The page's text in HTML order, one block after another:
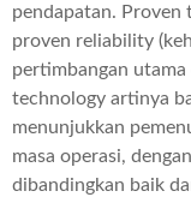
pendapatan. Proven
proven reliability
pertimbangan
technology artinya
menunjukkan
masa operasi,
dibandingkan baik